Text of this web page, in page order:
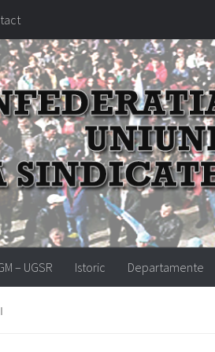
– UGSR Istoric Departamente